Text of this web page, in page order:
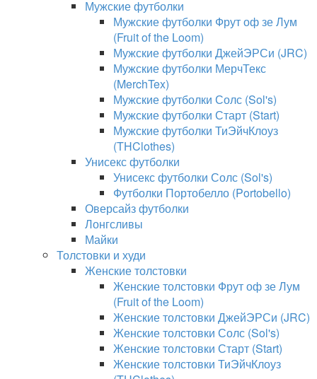
Мужские футболки
Мужские футболки Фрут оф зе Лум
(Fruit of the Loom)
Мужские футболки ДжейЭРСи (JRC)
Мужские футболки МерчТекс
(MerchTex)
Мужские футболки Солс (Sol's)
Мужские футболки Старт (Start)
Мужские футболки ТиЭйчКлоуз
(THClothes)
Унисекс футболки
Унисекс футболки Солс (Sol's)
Футболки Портобелло (Portobello)
Оверсайз футболки
Лонгсливы
Майки
Толстовки и худи
Женские толстовки
Женские толстовки Фрут оф зе Лум
(Fruit of the Loom)
Женские толстовки ДжейЭРСи (JRC)
Женские толстовки Солс (Sol's)
Женские толстовки Старт (Start)
Женские толстовки ТиЭйчКлоуз